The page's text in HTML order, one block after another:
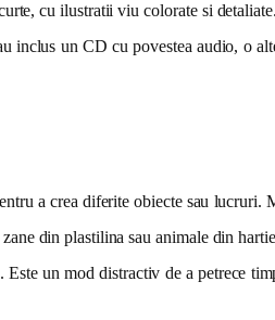
cu ilustratii viu colorate si
un CD cu povestea audio, o
a crea diferite obiecte sau
din plastilina sau animale din
un mod distractiv de a petrece